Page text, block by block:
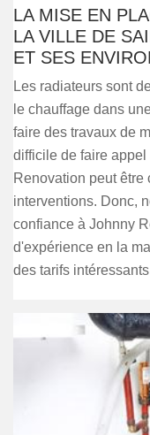
LA MISE EN
LA VILLE DE
ET SES
Les radiateurs sont
le chauffage dans
faire des travaux de
difficile de faire
Renovation peut être
interventions. Donc,
confiance à Johnny
d'expérience en la
des tarifs